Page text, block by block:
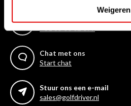
Weigeren
Chat met ons
Start chat
Stuur ons een e-mail
sales@golfdriver.nl